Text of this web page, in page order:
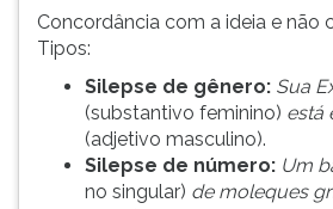
Concordância com a ideia e não
Tipos:
Silepse de gênero: Sua
(substantivo feminino) está
(adjetivo masculino).
Silepse de número: Um
no singular) de moleques